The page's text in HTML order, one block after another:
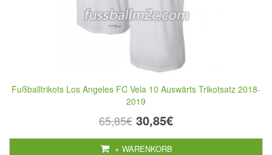
Fußballtrikots Los Angeles FC Vela 10 Auswärts Trikotsatz 2018-
2019
65,85€ 30,85€
+ WARENKORB